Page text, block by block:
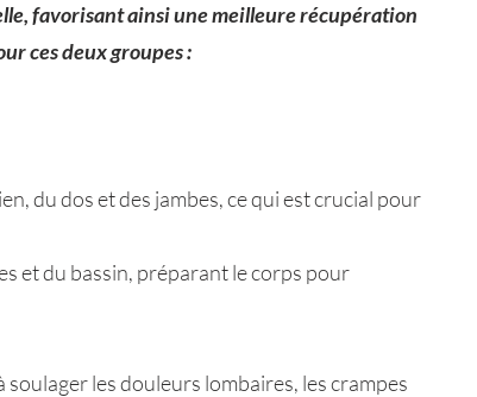
favorisant ainsi une meilleure récupération
ces deux groupes :
du dos et des jambes, ce qui est crucial pour
et du bassin, préparant le corps pour
les douleurs lombaires, les crampes